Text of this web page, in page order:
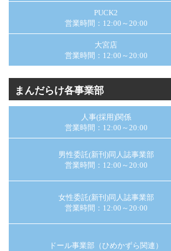
PUCK2
営業時間：12:00～20:00
大宮店
営業時間：12:00～20:00
まんだらけ各事業部
人事(採用)関係
営業時間：12:00～20:00
男性委託(新刊)同人誌事業部
営業時間：12:00～20:00
女性委託(新刊)同人誌事業部
営業時間：12:00～20:00
ドール事業部（ひめかずら関連）